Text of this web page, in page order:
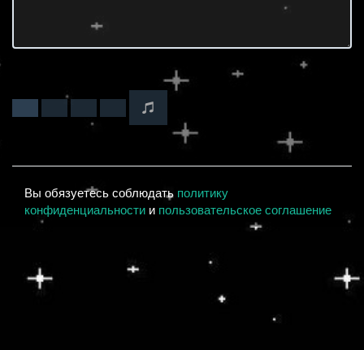
Вы обязуетесь соблюдать политику
конфиденциальности и пользовательское соглашение